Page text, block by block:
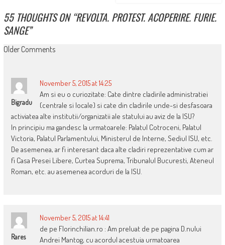
55 THOUGHTS ON “REVOLTA. PROTEST. ACOPERIRE. FURIE.
SANGE”
COMMENT
Older Comments
Bigradu
November 5, 2015 at 14:25
Am si eu o curiozitate: Cate dintre cladirile administratiei
(centrale si locale) si cate din cladirile unde-si desfasoara
activiatea alte institutii/organizatii ale statului au aviz de la ISU?
In principiu ma gandesc la urmatoarele: Palatul Cotroceni, Palatul
Victoria, Palatul Parlamentului, Ministerul de Interne, Sediul ISU, etc.
De asemenea, ar fi interesant daca alte cladiri reprezentative cum ar
fi Casa Presei Libere, Curtea Suprema, Tribunalul Bucuresti, Ateneul
Roman, etc. au asemenea acorduri de la ISU.
Rares
November 5, 2015 at 14:41
de pe Florinchilian.ro : Am preluat de pe pagina D.nului
Andrei Mantog, cu acordul acestuia urmatoarea